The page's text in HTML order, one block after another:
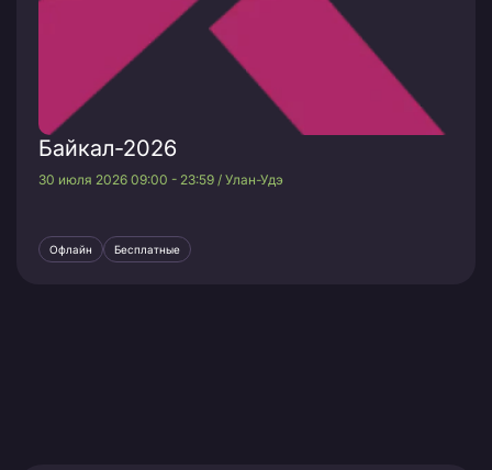
Байкал-2026
30 июля 2026 09:00 - 23:59 / Улан-Удэ
Офлайн Бесплатные